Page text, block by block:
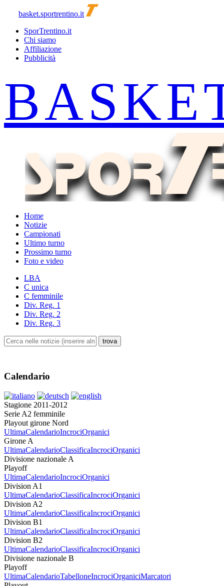
basket.sportrentino.it
SporTrentino.it
Chi siamo
Affiliazione
Pubblicità
Home
Notizie
Campionati
Ultimo turno
Prossimo turno
Foto e video
LBA
C unica
C femminile
Div. Reg. 1
Div. Reg. 2
Div. Reg. 3
Calendario
Stagione 2011-2012
Serie A2 femminile
Playout girone Nord
UltimaCalendarioIncrociOrganici
Girone A
UltimaCalendarioClassificaIncrociOrganici
Divisione nazionale A
Playoff
UltimaCalendarioIncrociOrganici
Division A1
UltimaCalendarioClassificaIncrociOrganici
Division A2
UltimaCalendarioClassificaIncrociOrganici
Division B1
UltimaCalendarioClassificaIncrociOrganici
Division B2
UltimaCalendarioClassificaIncrociOrganici
Divisione nazionale B
Playoff
UltimaCalendarioTabelloneIncrociOrganiciMarcatori